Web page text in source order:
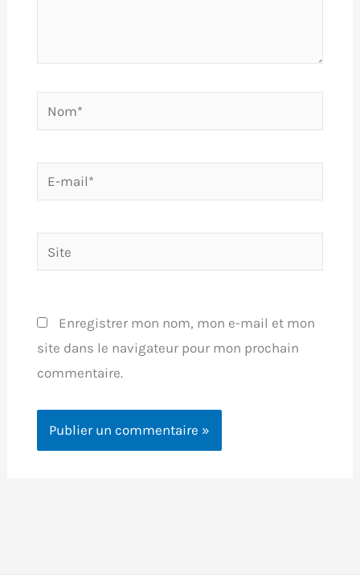
Nom*
E-
mail*
Site
Enregistrer mon nom, mon e-mail et mon
site dans le navigateur pour mon prochain
commentaire.